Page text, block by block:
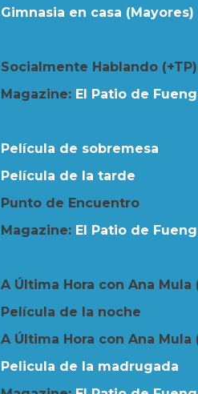
Gimnasia en casa (Mayores)
Socialmente Hablando (+TP)
Magazine: El Patio de
Película de sobremesa
Película de la tarde
Punto de Encuentro
Magazine: El Patio de
A Última Hora con Ana Mula
Película de la noche
A Última Hora con Ana Mula
Pelicula de la madrugada